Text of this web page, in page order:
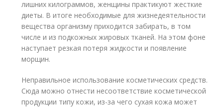
лишних килограммов, женщины практикуют жесткие
диеты. В итоге необходимые для жизнедеятельности
вещества организму приходится забирать, в том
числе и из подкожных жировых тканей. На этом фоне
наступает резкая потеря жидкости и появление
морщин.
Неправильное использование косметических средств.
Сюда можно отнести несоответствие косметической
продукции типу кожи, из-за чего сухая кожа может